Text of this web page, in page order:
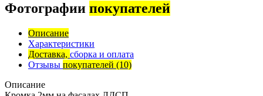
Фотографии покупателей
Описание
Характеристики
Доставка, сборка и оплата
Отзывы покупателей (10)
Описание